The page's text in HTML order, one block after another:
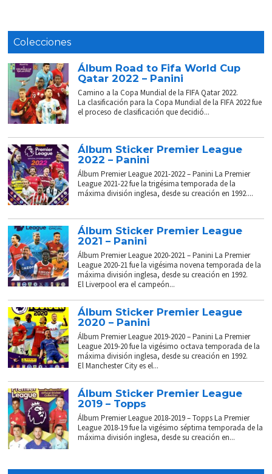
Colecciones
Álbum Road to Fifa World Cup
Qatar 2022 – Panini
Camino a la Copa Mundial de la FIFA Qatar 2022.
La clasificación para la Copa Mundial de la FIFA 2022 fue
el proceso de clasificación que decidió...
Álbum Sticker Premier League
2022 – Panini
Álbum Premier League 2021-2022 – Panini La Premier
League 2021-22 fue la trigésima temporada de la
máxima división inglesa, desde su creación en 1992....
Álbum Sticker Premier League
2021 – Panini
Álbum Premier League 2020-2021 – Panini La Premier
League 2020-21 fue la vigésima novena temporada de la
máxima división inglesa, desde su creación en 1992.
El Liverpool era el campeón...
Álbum Sticker Premier League
2020 – Panini
Álbum Premier League 2019-2020 – Panini La Premier
League 2019-20 fue la vigésimo octava temporada de la
máxima división inglesa, desde su creación en 1992.
El Manchester City es el...
Álbum Sticker Premier League
2019 – Topps
Álbum Premier League 2018-2019 – Topps La Premier
League 2018-19 fue la vigésimo séptima temporada de la
máxima división inglesa, desde su creación en...